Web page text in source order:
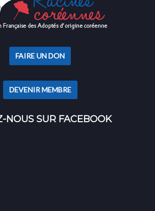
FAIRE UN DON
DEVENIR MEMBRE
NOUS SUR FACEBOOK